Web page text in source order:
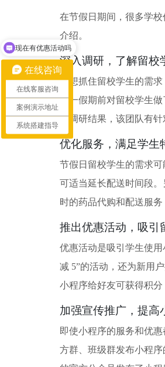
在节假日期间，很多学
介绍。
深入调研，了解留校
要想抓住留校学生的需
五一假期前对留校学生
据调研结果，该团队有
优化服务，满足学生
节假日留校学生的需求
可适当延长配送时间段
时的药品代购和配送服
推出优惠活动，吸引
优惠活动是吸引学生使
减 5”的活动，还为新用
小程序给好友可获得积分
加强宣传推广，提高
即使小程序的服务和优
方群、班级群发布小程
在线咨询
在线客服咨询
案例演示地址
系统搭建指导
现在有优惠活动吗